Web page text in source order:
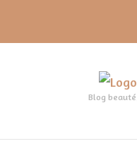
Blog